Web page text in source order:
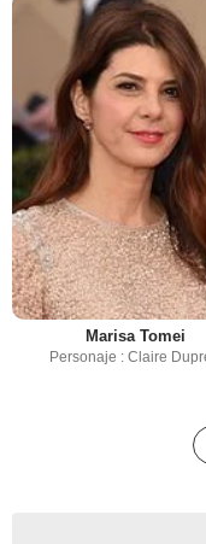
Marisa Tomei
Personaje : Claire